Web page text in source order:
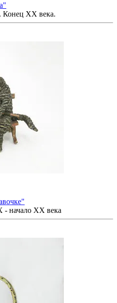
Конец ХХ века.
- начало ХХ века